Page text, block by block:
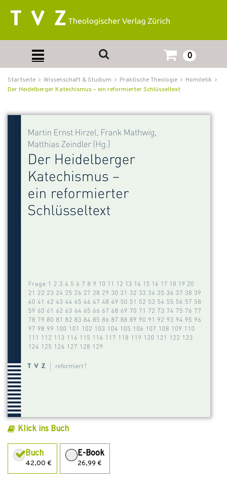
0
Startseite Wissenschaft & Studium Praktische Theologie
Homiletik
Der Heidelberger Katechismus – ein reformierter Schlüsseltext
Klick ins Buch
Buch
42,00 €
E-Book
26,99 €